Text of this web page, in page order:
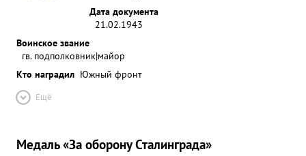
Дата документа
21.02.1943
Воинское звание
гв. подполковник|майор
Кто наградил Южный фронт
Ещё
Медаль «За оборону Сталинграда»